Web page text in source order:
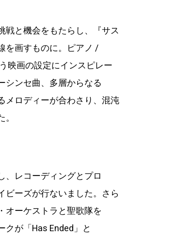
戦と機会をもたらし、『サス
を画すものに。ピアノ /
映画の設定にインスピレー
シンセ曲、多層からなる
メロディーが合わさり、混沌
、レコーディングとプロ
ビーズが行ないました。さら
オーケストラと聖歌隊を
が「Has Ended」と